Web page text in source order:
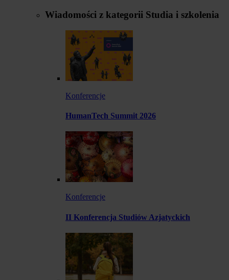
Wiadomości z kategorii Studia i szkolenia
Konferencje
HumanTech Summit 2026
Konferencje
II Konferencja Studiów Azjatyckich